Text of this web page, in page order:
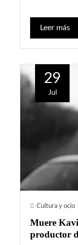
Leer más
29
Jul
Cultura y ocio
Muere
productor